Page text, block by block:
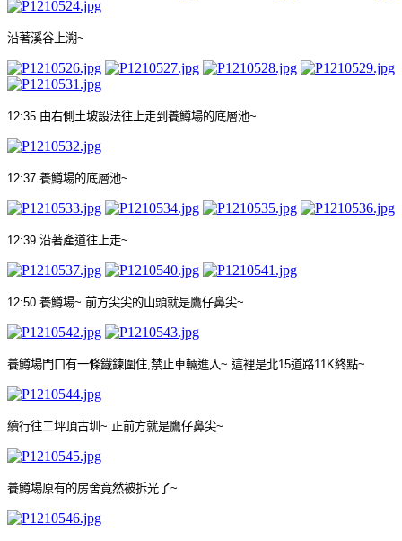
沿著溪谷上溯~
12:35 由右側土坡設法往上走到養鱒場的底層池~
12:37 養鱒場的底層池~
12:39 沿著產道往上走~
12:50 養鱒場~ 前方尖尖的山頭就是鷹仔鼻尖~
養鱒場門口有一條鐡鍊圍住 禁止車輛進入~ 這裡是北15道路11K終點~
續行往二坪頂古圳 ~ 正前方就是鷹仔鼻尖~
養鱒場原有的房舍竟然被拆光了~